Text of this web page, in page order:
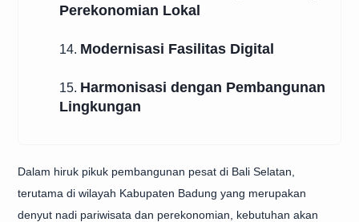
Perekonomian Lokal
14. Modernisasi Fasilitas Digital
15. Harmonisasi dengan Pembangunan
Lingkungan
Dalam hiruk pikuk pembangunan pesat di Bali Selatan,
terutama di wilayah Kabupaten Badung yang merupakan
denyut nadi pariwisata dan perekonomian, kebutuhan akan